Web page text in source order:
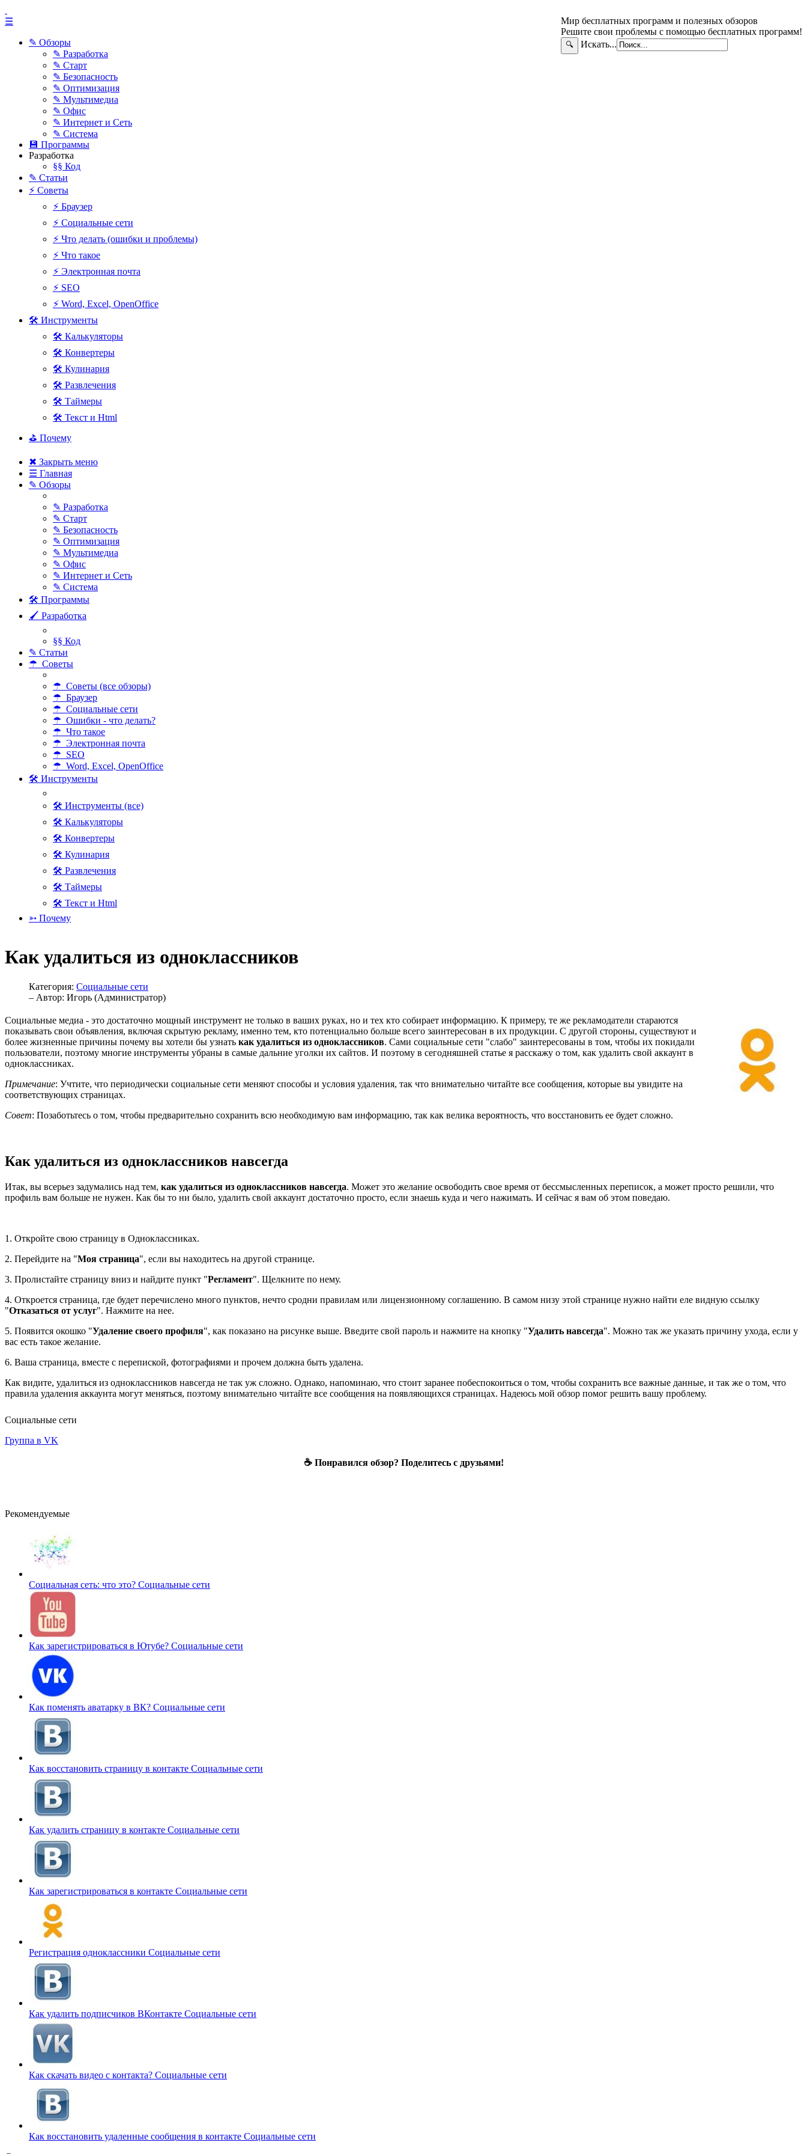
Мир бесплатных программ и полезных обзоров
Решите свои проблемы с помощью бесплатных программ!
🔍 Искать...
☰
✎ Обзоры
✎ Разработка
✎ Старт
✎ Безопасность
✎ Оптимизация
✎ Мультимедиа
✎ Офис
✎ Интернет и Сеть
✎ Система
💾 Программы
Разработка
§§ Код
✎ Статьи
⚡ Советы
⚡ Браузер
⚡ Социальные сети
⚡ Что делать (ошибки и проблемы)
⚡ Что такое
⚡ Электронная почта
⚡ SEO
⚡ Word, Excel, OpenOffice
🛠 Инструменты
🛠 Калькуляторы
🛠 Конвертеры
🛠 Кулинария
🛠 Развлечения
🛠 Таймеры
🛠 Текст и Html
⛳ Почему
✖ Закрыть меню
☰ Главная
✎ Обзоры
✎ Разработка
✎ Старт
✎ Безопасность
✎ Оптимизация
✎ Мультимедиа
✎ Офис
✎ Интернет и Сеть
✎ Система
🛠 Программы
🖌 Разработка
§§ Код
✎ Статьи
☂ Советы
☂ Советы (все обзоры)
☂ Браузер
☂ Социальные сети
☂ Ошибки - что делать?
☂ Что такое
☂ Электронная почта
☂ SEO
☂ Word, Excel, OpenOffice
🛠 Инструменты
🛠 Инструменты (все)
🛠 Калькуляторы
🛠 Конвертеры
🛠 Кулинария
🛠 Развлечения
🛠 Таймеры
🛠 Текст и Html
➳ Почему
Как удалиться из одноклассников
Категория: Социальные сети
– Автор: Игорь (Администратор)
Социальные медиа - это достаточно мощный инструмент не только в ваших руках, но и тех кто собирает информацию. К примеру, те же рекламодатели стараются
показывать свои объявления, включая скрытую рекламу, именно тем, кто потенциально больше всего заинтересован в их продукции. С другой стороны, существуют и
более жизненные причины почему вы хотели бы узнать как удалиться из одноклассников. Сами социальные сети "слабо" заинтересованы в том, чтобы их покидали
пользователи, поэтому многие инструменты убраны в самые дальние уголки их сайтов. И поэтому в сегодняшней статье я расскажу о том, как удалить свой аккаунт в
одноклассниках.
Примечание: Учтите, что периодически социальные сети меняют способы и условия удаления, так что внимательно читайте все сообщения, которые вы увидите на
соответствующих страницах.
Совет: Позаботьтесь о том, чтобы предварительно сохранить всю необходимую вам информацию, так как велика вероятность, что восстановить ее будет сложно.
Как удалиться из одноклассников навсегда
Итак, вы всерьез задумались над тем, как удалиться из одноклассников навсегда. Может это желание освободить свое время от бессмысленных переписок, а может просто решили, что
профиль вам больше не нужен. Как бы то ни было, удалить свой аккаунт достаточно просто, если знаешь куда и чего нажимать. И сейчас я вам об этом поведаю.
1. Откройте свою страницу в Одноклассниках.
2. Перейдите на "Моя страница", если вы находитесь на другой странице.
3. Пролистайте страницу вниз и найдите пункт "Регламент". Щелкните по нему.
4. Откроется страница, где будет перечислено много пунктов, нечто сродни правилам или лицензионному соглашению. В самом низу этой странице нужно найти еле видную ссылку
"Отказаться от услуг". Нажмите на нее.
5. Появится окошко "Удаление своего профиля", как показано на рисунке выше. Введите свой пароль и нажмите на кнопку "Удалить навсегда". Можно так же указать причину ухода, если у
вас есть такое желание.
6. Ваша страница, вместе с перепиской, фотографиями и прочем должна быть удалена.
Как видите, удалиться из одноклассников навсегда не так уж сложно. Однако, напоминаю, что стоит заранее побеспокоиться о том, чтобы сохранить все важные данные, и так же о том, что
правила удаления аккаунта могут меняться, поэтому внимательно читайте все сообщения на появляющихся страницах. Надеюсь мой обзор помог решить вашу проблему.
Социальные сети
Группа в VK
☕ Понравился обзор? Поделитесь с друзьями!
Рекомендуемые
Социальная сеть: что это? Социальные сети
Как зарегистрироваться в Ютубе? Социальные сети
Как поменять аватарку в ВК? Социальные сети
Как восстановить страницу в контакте Социальные сети
Как удалить страницу в контакте Социальные сети
Как зарегистрироваться в контакте Социальные сети
Регистрация одноклассники Социальные сети
Как удалить подписчиков ВКонтакте Социальные сети
Как скачать видео с контакта? Социальные сети
Как восстановить удаленные сообщения в контакте Социальные сети